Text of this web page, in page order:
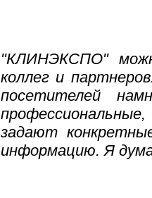
"КЛИНЭКСПО"
коллег и
посетителей
задают
информацию. Я